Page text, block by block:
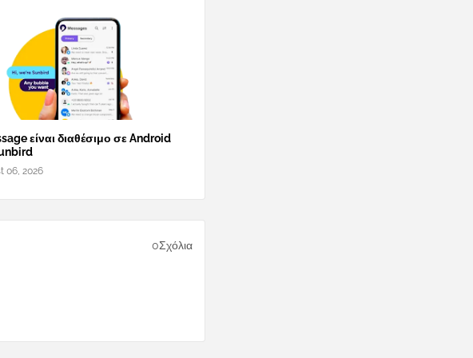
είναι διαθέσιμο σε Android
06, 2026
0Σχόλια